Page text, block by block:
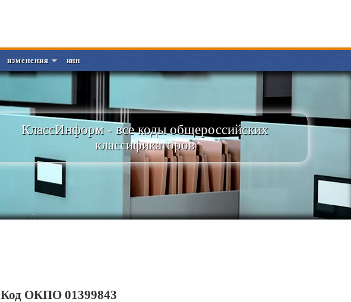
изменения инн
КлассИнформ - все коды общероссийских
классификаторов
Код ОКПО 01399843